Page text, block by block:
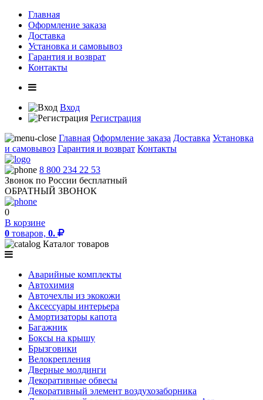
Главная
Оформление заказа
Доставка
Установка и самовывоз
Гарантия и возврат
Контакты
Вход
Регистрация
Главная Оформление заказа Доставка Установка
и самовывоз Гарантия и возврат Контакты
8 800 234 22 53
Звонок по России бесплатный
ОБРАТНЫЙ ЗВОНОК
0
В корзине
0 товаров, 0.
Каталог товаров
Аварийные комплекты
Автохимия
Авточехлы из экокожи
Аксессуары интерьера
Амортизаторы капота
Багажник
Боксы на крышу
Брызговики
Велокрепления
Дверные молдинги
Декоративные обвесы
Декоративный элемент воздухозаборника